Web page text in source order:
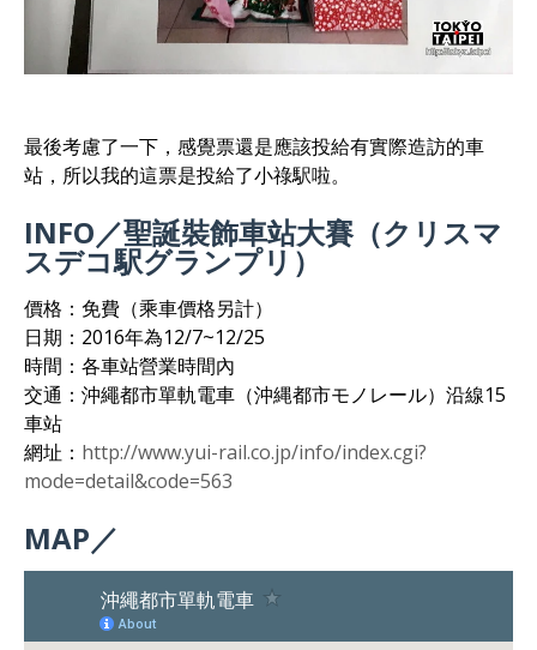
最後考慮了一下，感覺票還是應該投給有實際造訪的車
站，所以我的這票是投給了小祿駅啦。
INFO／聖誕裝飾車站大賽（クリスマ
スデコ駅グランプリ）
價格：免費（乘車價格另計）
日期：2016年為12/7~12/25
時間：各車站營業時間內
交通：沖繩都市單軌電車（沖縄都市モノレール）沿線15
車站
網址： http://www.yui-rail.co.jp/info/index.cgi?
mode=detail&code=563
MAP／